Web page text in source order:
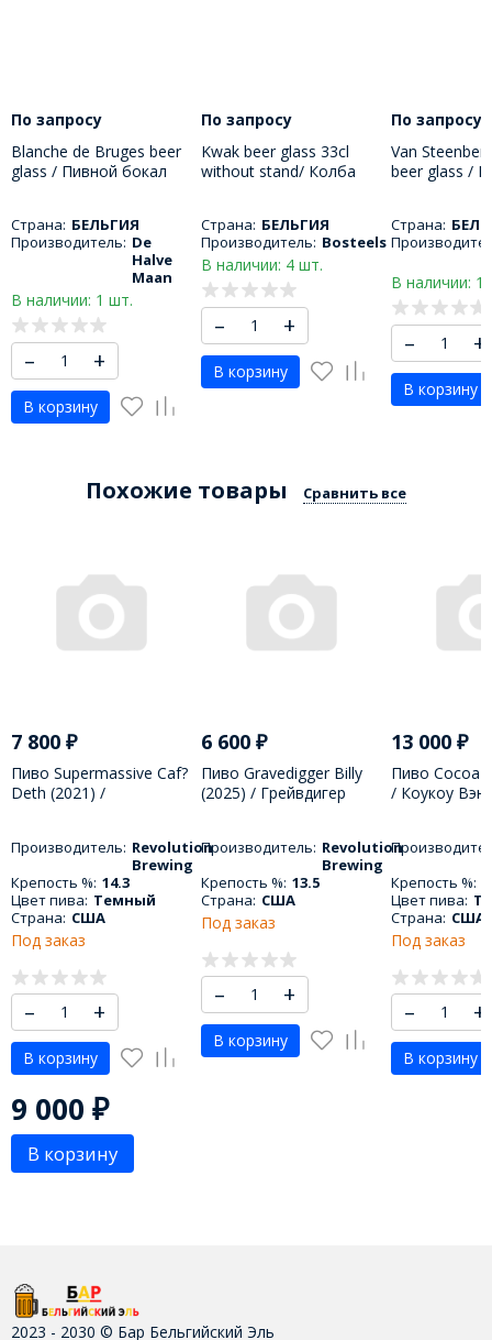
По запросу
Blanche de Bruges beer
glass / Пивной бокал
Страна: БЕЛЬГИЯ
Производитель: De
Halve
Maan
В наличии: 1 шт.
– +
В корзину
По запросу
Kwak beer glass 33cl
without stand/ Колба
Страна: БЕЛЬГИЯ
Производитель: Bosteels
В наличии: 4 шт.
– +
В корзину
По запросу
Van
beer glass /
Страна:
В наличии: 1
– +
В корзину
Похожие товары Сравнить все
7 800 ₽
Пиво Supermassive Caf?
Deth (2021) /
Производитель: Revolution
Brewing
Крепость %: 14.3
Цвет пива: Темный
Страна: США
Под заказ
– +
В корзину
6 600 ₽
Пиво Gravedigger Billy
(2025) / Грейвдигер
Производитель: Revolution
Brewing
Крепость %: 13.5
Страна: США
Под заказ
– +
В корзину
13 000 ₽
Пиво Cocoa
/ Коукоу
Крепость %:
Цвет пива:
Страна: США
Под заказ
– +
В корзину
9 000 ₽
В корзину
2023 - 2030 © Бар Бельгийский Эль